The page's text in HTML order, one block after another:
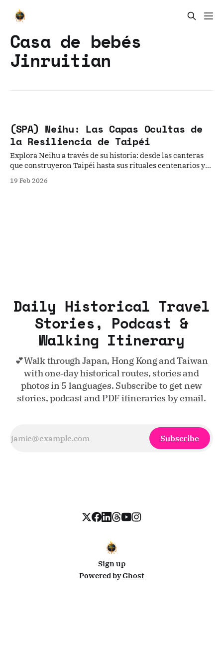
Casa de bebés
Jinruitian
(SPA) Neihu: Las Capas Ocultas de
la Resiliencia de Taipéi
Explora Neihu a través de su historia: desde las canteras
que construyeron Taipéi hasta sus rituales centenarios y
19 Feb 2026
Daily Historical Travel
Stories, Podcast &
Walking Itinerary
💕Walk through Japan, Hong Kong and Taiwan
with one‑day historical routes, stories and
photos in 5 languages. Subscribe to get new
stories, podcast and PDF itineraries by email.
Subscribe
Sign up
Powered byGhost